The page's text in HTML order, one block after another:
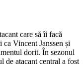
care să îi facă
Vincent Janssen și
dorit. În sezonul
de atacant central a fost